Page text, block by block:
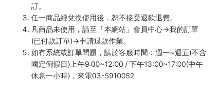
訂。
任一商品經兌換使用後，恕不接受退款退費。
凡商品未使用，請至「本網站」會員中心→我的訂單
(已付款訂單)→申請退款作業。
如有系統或訂單問題，請於客服時間：週一~週五(不含
國定例假日)上午9:00~12:00 / 下午13:00~17:00(中午
休息一小時)，來電03-5910052